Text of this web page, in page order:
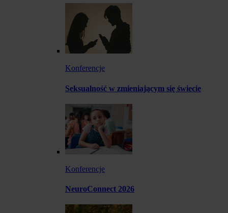
Konferencje
Seksualność w zmieniającym się świecie
Konferencje
NeuroConnect 2026